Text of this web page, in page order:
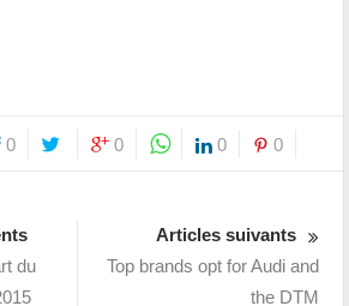
0 0 0 0
du
Articles suivants
Top brands opt for Audi and
the DTM